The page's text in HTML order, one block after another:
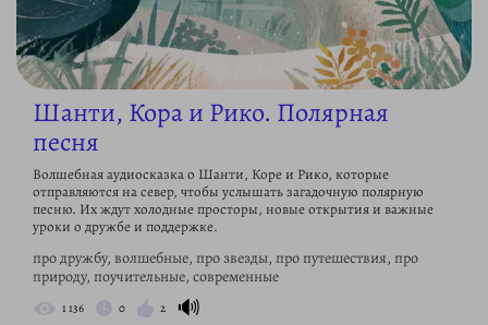
Шанти, Кора и Рико. Полярная
песня
Волшебная аудиосказка о Шанти, Коре и Рико, которые
отправляются на север, чтобы услышать загадочную полярную
песню. Их ждут холодные просторы, новые открытия и важные
уроки о дружбе и поддержке.
про дружбу, волшебные, про звезды, про путешествия, про
природу, поучительные, современные
1 136 0 2 🔊